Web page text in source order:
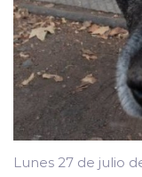
Lunes 27 de julio